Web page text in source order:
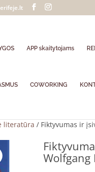
APP skaitytojams
COWORKING
literatūra / Fiktyvumas ir
Wolfgang